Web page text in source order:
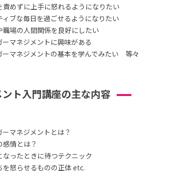
責めずに上手に怒れるようになりたい
ィブな毎日を過ごせるようになりたい
職場の人間関係を良好にしたい
ーマネジメントに興味がある
ーマネジメントの基本を学んでみたい 等々
ト入門講座の主な内容
ーマネジメントとは？
感情とは？
なったときに待つテクニック
を怒らせるものの正体 etc.